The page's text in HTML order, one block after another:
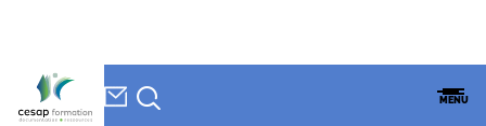
FORMATION
MENU
Accueil»
institutionnelles»
L’empathie : mieux comprendre ce qui se joue dans